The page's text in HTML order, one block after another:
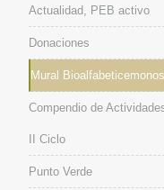
Actualidad, PEB activo
Donaciones
Mural Bioalfabeticemonos
Compendio de
II Ciclo
Punto Verde